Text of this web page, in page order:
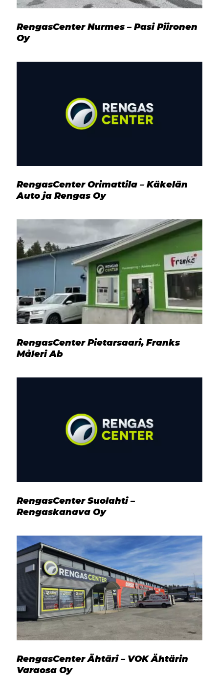
RengasCenter Nurmes – Pasi Piironen
Oy
RengasCenter Orimattila – Käkelän
Auto ja Rengas Oy
RengasCenter Pietarsaari, Franks
Måleri Ab
RengasCenter Suolahti –
Rengaskanava Oy
RengasCenter Ähtäri – VOK Ähtärin
Varaosa Oy